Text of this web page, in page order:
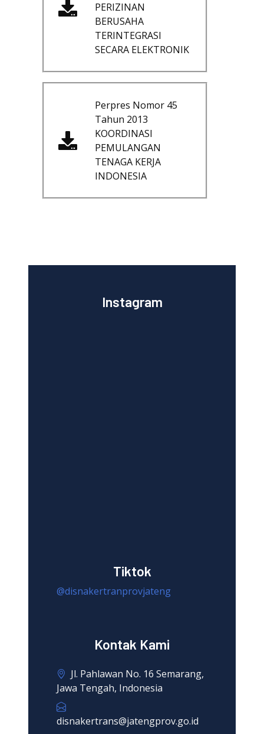
PERIZINAN
BERUSAHA
TERINTEGRASI
SECARA ELEKTRONIK
Perpres Nomor 45
Tahun 2013
KOORDINASI
PEMULANGAN
TENAGA KERJA
INDONESIA
Instagram
Tiktok
@disnakertranprovjateng
Kontak Kami
Jl. Pahlawan No. 16 Semarang,
Jawa Tengah, Indonesia
disnakertrans@jatengprov.go.id